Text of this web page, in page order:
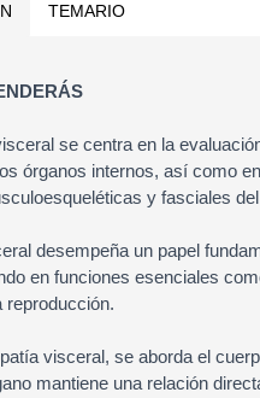
TEMARIO
se centra en la
órganos internos, así como
y fasciales
desempeña un papel
en funciones esenciales
reproducción.
visceral, se aborda el
mantiene una relación